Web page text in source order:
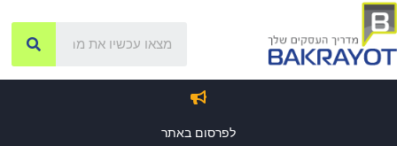
לפרסום באתר